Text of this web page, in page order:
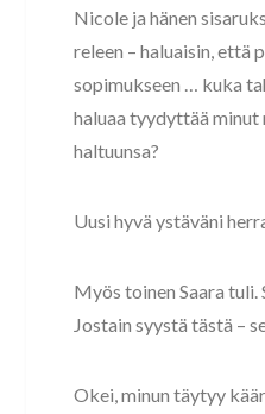
Nicole ja hänen
releen – haluaisin, että
sopimukseen … kuka
haluaa tyydyttää
haltuunsa?
Uusi hyvä ystäväni
Myös toinen Saara tuli.
Jostain syystä tästä –
Okei, minun täytyy